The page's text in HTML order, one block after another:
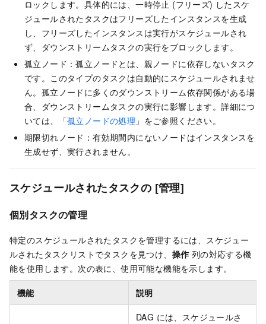
ロックします。具体的には、一時停止 (フリーズ) したスケ
ジュールされたタスクはフリーズしたインスタンスを生成
し、フリーズしたインスタンスは実行がスケジュールされ
ず、ダウンストリームタスクの実行をブロックします。
孤立ノード：孤立ノードとは、親ノードに依存しないタスク
です。このタイプのタスクは自動的にスケジュールされませ
ん。孤立ノードに多くのダウンストリーム依存関係がある場
合、ダウンストリームタスクの実行に影響します。詳細につ
いては、「孤立ノードの処理 」をご参照ください。
期限切れノード：有効期間内にないノードはインスタンスを
生成せず、実行されません。
スケジュールされたタスクの [管理]
個別タスクの管理
特定のスケジュールされたタスクを管理するには、スケジュー
ルされたタスクリストでタスクを見つけ、 操作 列の対応する機
能を使用します。次の表に、使用可能な機能を示します。
機能 説明
DAG には、スケジュールさ